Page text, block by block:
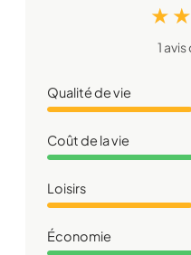
★
1
Qualité de vie
Coût de la vie
Loisirs
Économie